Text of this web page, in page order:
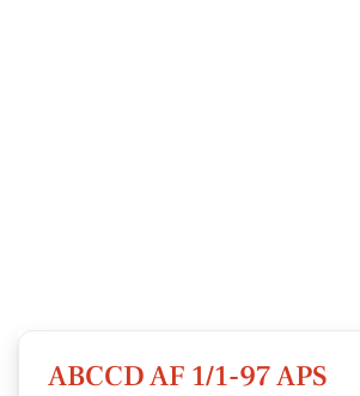
ABCCD AF 1/1-97 APS